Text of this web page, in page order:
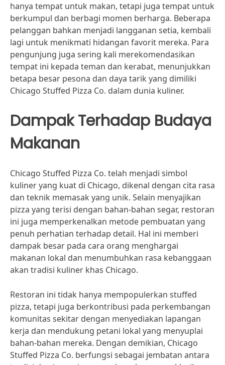
hanya tempat untuk makan, tetapi juga tempat untuk
berkumpul dan berbagi momen berharga. Beberapa
pelanggan bahkan menjadi langganan setia, kembali
lagi untuk menikmati hidangan favorit mereka. Para
pengunjung juga sering kali merekomendasikan
tempat ini kepada teman dan kerabat, menunjukkan
betapa besar pesona dan daya tarik yang dimiliki
Chicago Stuffed Pizza Co. dalam dunia kuliner.
Dampak Terhadap Budaya
Makanan
Chicago Stuffed Pizza Co. telah menjadi simbol
kuliner yang kuat di Chicago, dikenal dengan cita rasa
dan teknik memasak yang unik. Selain menyajikan
pizza yang terisi dengan bahan-bahan segar, restoran
ini juga memperkenalkan metode pembuatan yang
penuh perhatian terhadap detail. Hal ini memberi
dampak besar pada cara orang menghargai
makanan lokal dan menumbuhkan rasa kebanggaan
akan tradisi kuliner khas Chicago.
Restoran ini tidak hanya mempopulerkan stuffed
pizza, tetapi juga berkontribusi pada perkembangan
komunitas sekitar dengan menyediakan lapangan
kerja dan mendukung petani lokal yang menyuplai
bahan-bahan mereka. Dengan demikian, Chicago
Stuffed Pizza Co. berfungsi sebagai jembatan antara